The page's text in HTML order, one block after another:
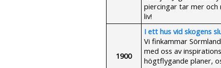
piercingar tar mer
liv!
1900
I ett hus vid skogens
Vi finkammar
med oss av
högtflygande planer,